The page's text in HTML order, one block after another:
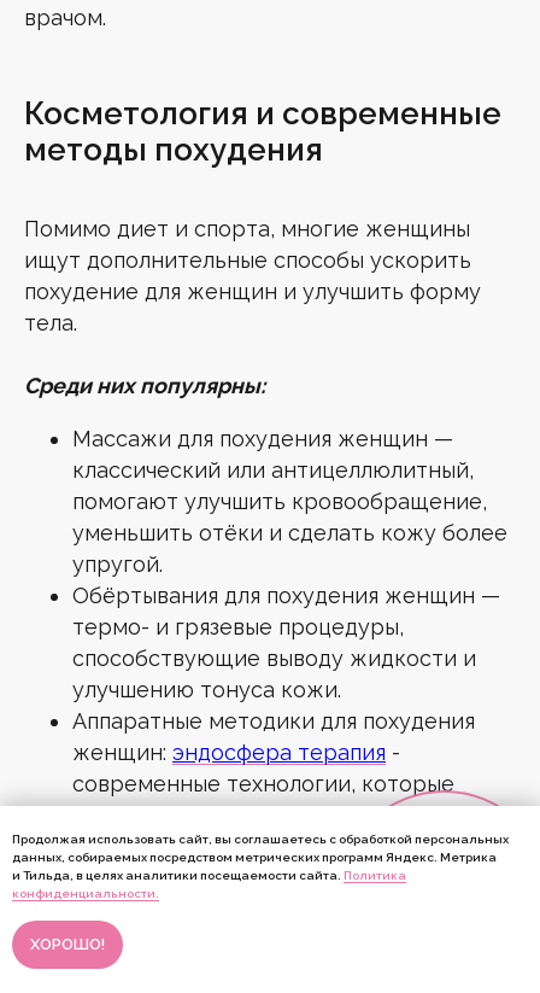
врачом.
Косметология и современные
методы похудения
Помимо диет и спорта, многие женщины
ищут дополнительные способы ускорить
похудение для женщин и улучшить форму
тела.
Среди них популярны:
Массажи для похудения женщин —
классический или антицеллюлитный,
помогают улучшить кровообращение,
уменьшить отёки и сделать кожу более
упругой.
Обёртывания для похудения женщин —
термо- и грязевые процедуры,
способствующие выводу жидкости и
улучшению тонуса кожи.
Аппаратные методики для похудения
женщин: эндосфера терапия -
современные технологии, которые
воздействуют на подкожный жир и
мышцы без хирургического
вмешательства.
Нажимая на кнопку, я даю
на получение рассылки
КОНТАКТЫ
НАШИ УСЛУГИ
МЫ В СОЦСЕТЯХ
Часы работы: с 09:00 до 21:00 (ежедневно)
Лазерная эпиляция всего тела
Лазерная эпиляция глубокого бикини
Лазерная эпиляция головы для мужчин
Лазерная эпиляция зоны подмышек
Эндосфера
Лазерная эпиляция спины для мужчин
Мужская лазерная эпиляция
+7 (499) 460-65-41
Онлайн-запись
Продолжая использовать сайт, вы соглашаетесь с обработкой персональных
данных, собираемых посредством метрических программ Яндекс. Метрика
и Тильда, в целях аналитики посещаемости сайта. Политика
конфиденциальности.
ХОРОШО!
Онлайн-